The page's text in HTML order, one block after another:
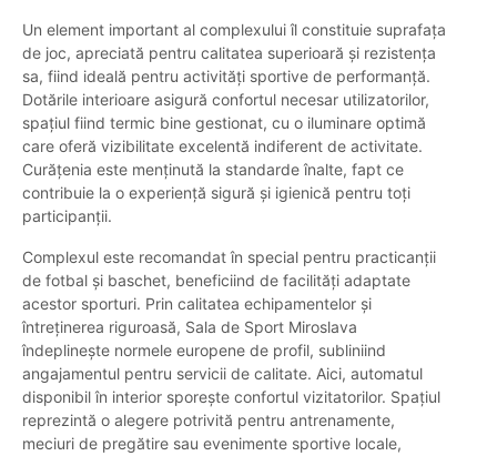
Un element important al complexului îl constituie suprafața
de joc, apreciată pentru calitatea superioară și rezistența
sa, fiind ideală pentru activități sportive de performanță.
Dotările interioare asigură confortul necesar utilizatorilor,
spațiul fiind termic bine gestionat, cu o iluminare optimă
care oferă vizibilitate excelentă indiferent de activitate.
Curățenia este menținută la standarde înalte, fapt ce
contribuie la o experiență sigură și igienică pentru toți
participanții.
Complexul este recomandat în special pentru practicanții
de fotbal și baschet, beneficiind de facilități adaptate
acestor sporturi. Prin calitatea echipamentelor și
întreținerea riguroasă, Sala de Sport Miroslava
îndeplinește normele europene de profil, subliniind
angajamentul pentru servicii de calitate. Aici, automatul
disponibil în interior sporește confortul vizitatorilor. Spațiul
reprezintă o alegere potrivită pentru antrenamente,
meciuri de pregătire sau evenimente sportive locale,